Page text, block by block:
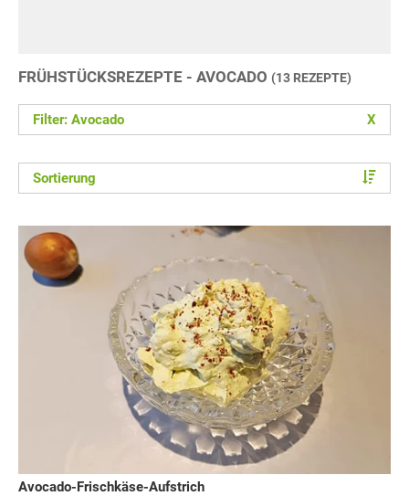
FRÜHSTÜCKSREZEPTE - AVOCADO (13 REZEPTE)
Filter: Avocado X
Sortierung
Avocado-Frischkäse-Aufstrich